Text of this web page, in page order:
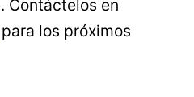
Contáctelos en
para los próximos